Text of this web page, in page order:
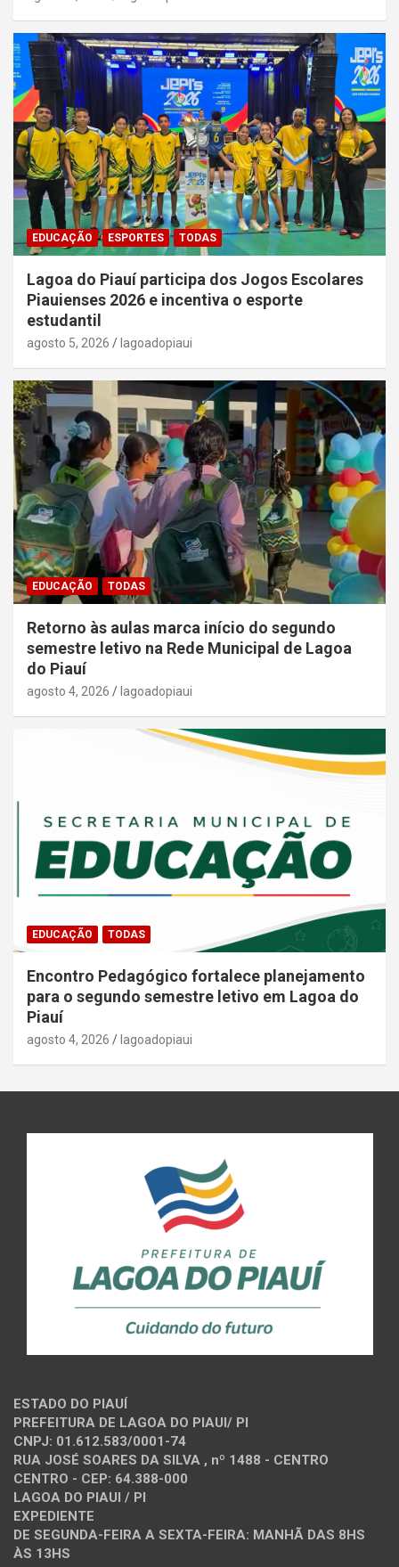
EDUCAÇÃO ESPORTES TODAS
Lagoa do Piauí participa dos Jogos Escolares
Piauienses 2026 e incentiva o esporte
estudantil
agosto 5, 2026 lagoadopiaui
EDUCAÇÃO TODAS
Retorno às aulas marca início do segundo
semestre letivo na Rede Municipal de Lagoa
do Piauí
agosto 4, 2026 lagoadopiaui
EDUCAÇÃO TODAS
Encontro Pedagógico fortalece planejamento
para o segundo semestre letivo em Lagoa do
Piauí
agosto 4, 2026 lagoadopiaui
ESTADO DO PIAUÍ
PREFEITURA DE LAGOA DO PIAUI/ PI
CNPJ: 01.612.583/0001-74
RUA JOSÉ SOARES DA SILVA , nº 1488 - CENTRO
CENTRO - CEP: 64.388-000
LAGOA DO PIAUI / PI
EXPEDIENTE
DE SEGUNDA-FEIRA A SEXTA-FEIRA: MANHÃ DAS 8HS
ÀS 13HS